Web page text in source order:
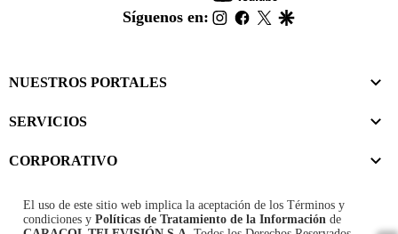
footer
Síguenos en: instagram
facebook
twitter
NUESTROS PORTALES
SERVICIOS
CORPORATIVO
El uso de este sitio web implica la aceptación de los Términos y
condiciones y Políticas de Tratamiento de la Información de